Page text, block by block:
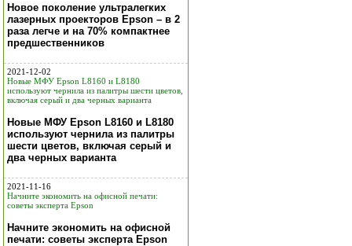
Новое поколение ультралегких
лазерных проекторов Epson – в 2
раза легче и на 70% компактнее
предшественников
2021-12-02
Новые МФУ Epson L8160 и L8180
используют чернила из палитры шести цветов,
включая серый и два черных варианта
Новые МФУ Epson L8160 и L8180
используют чернила из палитры
шести цветов, включая серый и
два черных варианта
2021-11-16
Начните экономить на офисной печати:
советы эксперта Epson
Начните экономить на офисной
печати: советы эксперта Epson